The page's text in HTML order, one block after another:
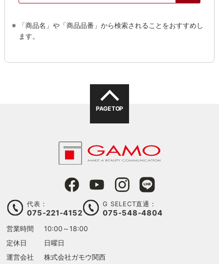
「商品名」や「商品品番」から検索されることをおすすめし
ます。
PAGE TOP
代表：
075-221-4152
G SELECT直通：
075-548-4804
営業時間
10:00～18:00
定休日
日曜日
運営会社
株式会社ガモウ関西